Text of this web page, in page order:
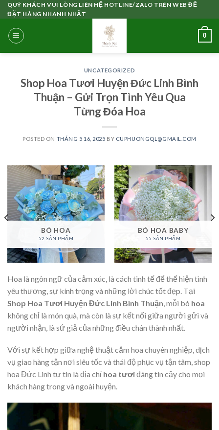
Skip
to
content
QUÝ KHÁCH VUI LÒNG LIÊN HỆ HOTLINE/ZALO TRÊN WEB ĐỂ
ĐẶT HÀNG NHANH NHẤT
0
UNCATEGORIZED
Shop Hoa Tươi Huyện Đức Linh Bình
Thuận – Gửi Trọn Tình Yêu Qua
Từng Đóa Hoa
POSTED ON THÁNG 5 16, 2025 BY CUPHUONGQL@GMAIL.COM
BÓ HOA
52 SẢN PHẨM
BÓ HOA BABY
55 SẢN PHẨM
Hoa là ngôn ngữ của cảm xúc, là cách tinh tế để thể hiện tình
yêu thương, sự kính trọng và những lời chúc tốt đẹp. Tại
Shop Hoa Tươi Huyện Đức Linh Bình Thuận , mỗi bó hoa
không chỉ là món quà, mà còn là sự kết nối giữa người gửi và
người nhận, là sứ giả của những điều chân thành nhất.
Với sự kết hợp giữa nghệ thuật cắm hoa chuyên nghiệp, dịch
vụ giao hàng tận nơi siêu tốc và thái độ phục vụ tận tâm, shop
hoa Đức Linh tự tin là địa chỉ hoa tươiđáng tin cậy cho mọi
khách hàng trong và ngoài huyện.